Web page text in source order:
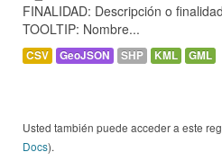
FINALIDAD: Descripción o
TOOLTIP: Nombre...
CSV GeoJSON SHP KML GML
Usted también puede acceder a este
Docs).